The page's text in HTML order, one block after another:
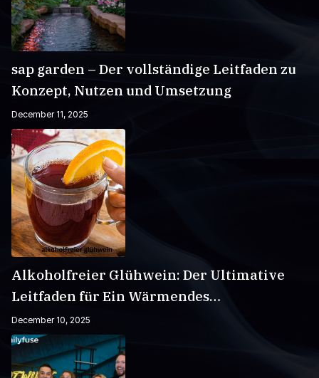
sap garden – Der vollständige Leitfaden zu
Konzept, Nutzen und Umsetzung
December 11, 2025
Alkoholfreier Glühwein: Der Ultimative
Leitfaden für Ein Wärmendes
Wintergetränk
December 10, 2025